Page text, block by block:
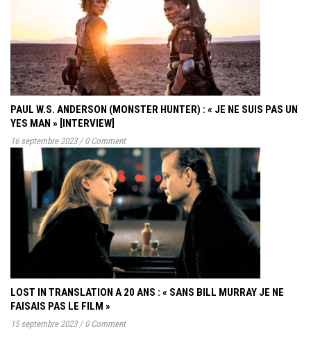
PAUL W.S. ANDERSON (MONSTER HUNTER) : « JE NE SUIS PAS UN
YES MAN » [INTERVIEW]
16 septembre 2023 / 0 Comment
LOST IN TRANSLATION A 20 ANS : « SANS BILL MURRAY JE NE
FAISAIS PAS LE FILM »
15 septembre 2023 / 0 Comment